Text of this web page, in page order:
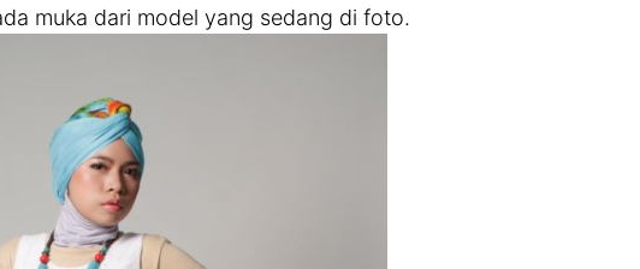
muka dari model yang sedang di foto.